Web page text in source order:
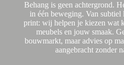
Behang is geen achtergrond.
in één beweging. Van
print: wij helpen je kiezen
meubels en jouw smaak.
bouwmarkt, maar advies op
aangebracht zonder